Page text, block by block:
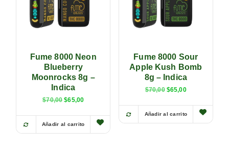
Fume 8000 Neon
Blueberry
Moonrocks 8g –
Indica
$70,00 $65,00
Añadir al carrito
Fume 8000 Sour
Apple Kush Bomb
8g – Indica
$70,00 $65,00
Añadir al carrito